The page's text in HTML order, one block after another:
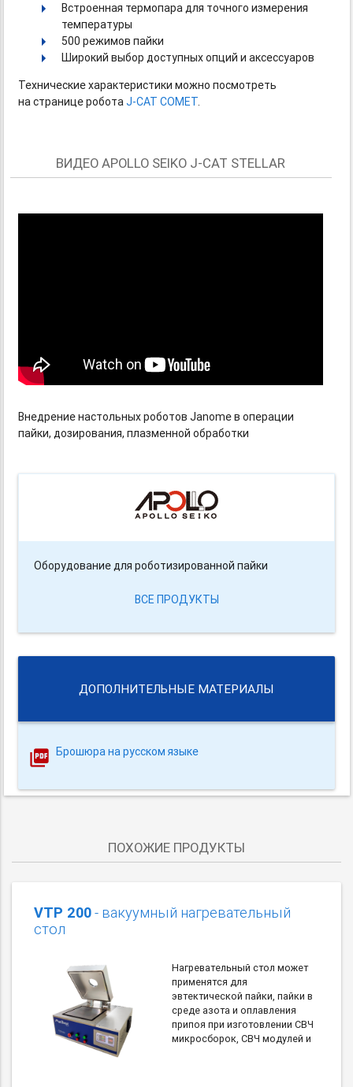
Встроенная термопара для точного измерения
температуры
500 режимов пайки
Широкий выбор доступных опций и аксессуаров
Технические характеристики можно посмотреть
на странице роботаJ-CAT COMET.
ВИДЕО APOLLO SEIKO J-CAT STELLAR
Внедрение настольных роботов Janome в операции
пайки, дозирования, плазменной обработки
Оборудование для роботизированной пайки
ВСЕ ПРОДУКТЫ
ДОПОЛНИТЕЛЬНЫЕ МАТЕРИАЛЫ
Брошюра на русском языке
ПОХОЖИЕ ПРОДУКТЫ
VTP 200- вакуумный нагревательный
стол
Нагревательный стол может
применятся для
эвтектической пайки, пайки в
среде азота и оплавления
припоя при изготовлении СВЧ
микросборок, СВЧ модулей и